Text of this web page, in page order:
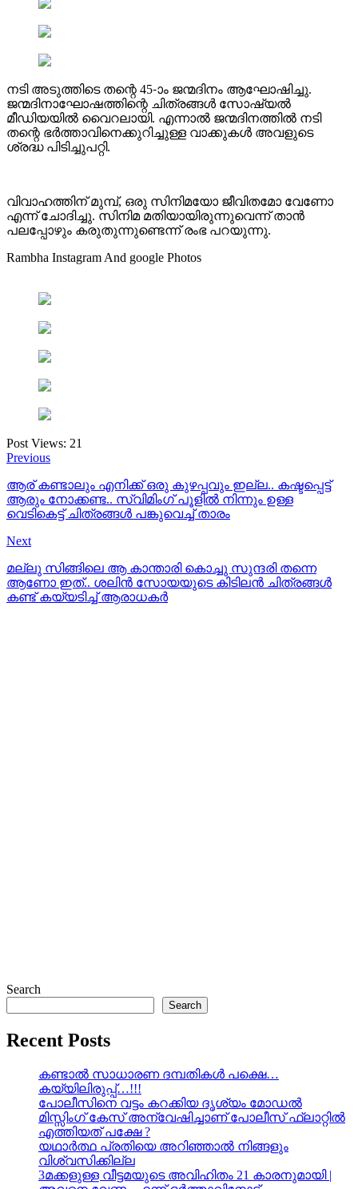
നടി അടുത്തിടെ തന്റെ 45-ാം ജന്മദിനം ആഘോഷിച്ചു.
ജന്മദിനാഘോഷത്തിന്റെ ചിത്രങ്ങൾ സോഷ്യൽ
മീഡിയയിൽ വൈറലായി. എന്നാൽ ജന്മദിനത്തിൽ നടി
തന്റെ ഭർത്താവിനെക്കുറിച്ചുള്ള വാക്കുകൾ അവളുടെ
ശ്രദ്ധ പിടിച്ചുപറ്റി.
വിവാഹത്തിന് മുമ്പ്, ഒരു സിനിമയോ ജീവിതമോ വേണോ
എന്ന് ചോദിച്ചു. സിനിമ മതിയായിരുന്നുവെന്ന് താൻ
പലപ്പോഴും കരുതുന്നുണ്ടെന്ന് രംഭ പറയുന്നു.
Rambha Instagram And google Photos
Post Views: 21
Previous
ആര് കണ്ടാലും എനിക്ക് ഒരു കുഴപ്പവും ഇല്ല.. കഷ്ടപ്പെട്ട്
ആരും നോക്കണ്ട.. സ്വിമിംഗ് പൂളില്‍ നിന്നും ഉള്ള
വെടികെട്ട് ചിത്രങ്ങള്‍ പങ്കുവെച്ച് താരം
Next
മല്ലു സിങ്ങിലെ ആ കാന്താരി കൊച്ചു സുന്ദരി തന്നെ
ആണോ ഇത്.. ശലിന്‍ സോയയുടെ കിടിലന്‍ ചിത്രങ്ങള്‍
കണ്ട് കയ്യടിച്ച് ആരാധകര്‍
Search
Search
Recent Posts
കണ്ടാൽ സാധാരണ ദമ്പതികൾ പക്ഷെ…
കയ്യിലിരുപ്പ്…!!!
പോലീസിനെ വട്ടം കറക്കിയ ദൃശ്യം മോഡല്‍
മിസ്സിംഗ് കേസ് അന്വേഷിച്ചാണ് പോലീസ് ഫ്ലാറ്റിൽ
എത്തിയത് പക്ഷേ ?
യഥാർത്ഥ പ്രതിയെ അറിഞ്ഞാൽ നിങ്ങളും
വിശ്വസിക്കില്ല
3മക്കളുള്ള വീട്ടമയുടെ അവിഹിതം 21 കാരനുമായി |